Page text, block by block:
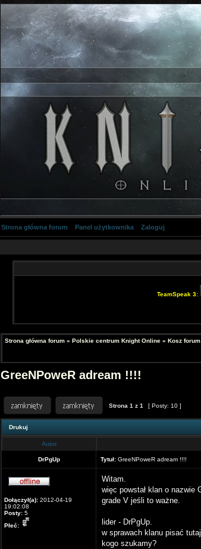
Strona główna forum Panel użytkownika Zaloguj
TeamSpeak 3:
Strona główna forum » Polskie centrum Knight Online » Kosz forum
GreeNPoweR adream !!!!
Strona 1 z 1 [ Posty: 10 ]
Drukuj
Autor
DrPgUp Tytuł: GreeNPoweR adream !!!!
Dołączył(a): 2012-04-19
19:02:08
Posty: 5
Płeć:
Witam.
więc powstał klan o nazwie
grade V jeśli to ważne.
lider - DrPgUp.
w sprawach klanu pisać
kogo szukamy?